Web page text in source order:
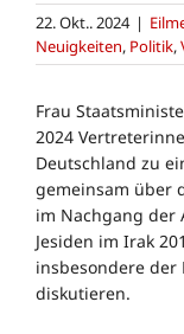
22. Okt.. 2024 |
Neuigkeiten, Politik,
Frau
2024
Deutschland zu
gemeinsam über
im Nachgang der
Jesiden im Irak
insbesondere der
diskutieren.